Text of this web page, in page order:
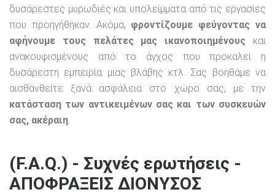
δυσάρεστες μυρωδιές και υπολείμματα από τις εργασίες
που προηγήθηκαν. Ακόμα, φροντίζουμε φεύγοντας να
αφήνουμε τους πελάτες μας ικανοποιημένους και
ανακουφισμένους από το άγχος που προκαλεί η
δυσάρεστη εμπειρία μιας βλάβης κτλ. Σας βοηθάμε να
αισθανθείτε ξανά ασφάλεια στο χώρο σας, με την
κατάσταση των αντικειμένων σας και των συσκευών
σας, ακέραιη.
(F.A.Q.) - Συχνές ερωτήσεις -
ΑΠΟΦΡΑΞΕΙΣ ΔΙΟΝΥΣΟΣ